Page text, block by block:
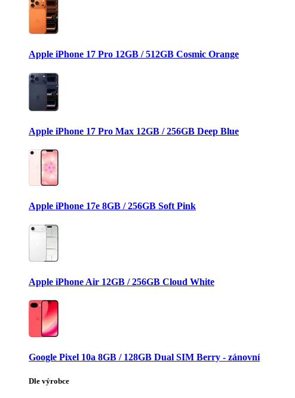
Apple iPhone 17 Pro 12GB / 512GB Cosmic Orange
Apple iPhone 17 Pro Max 12GB / 256GB Deep Blue
Apple iPhone 17e 8GB / 256GB Soft Pink
Apple iPhone Air 12GB / 256GB Cloud White
Google Pixel 10a 8GB / 128GB Dual SIM Berry - zánovní
Dle výrobce